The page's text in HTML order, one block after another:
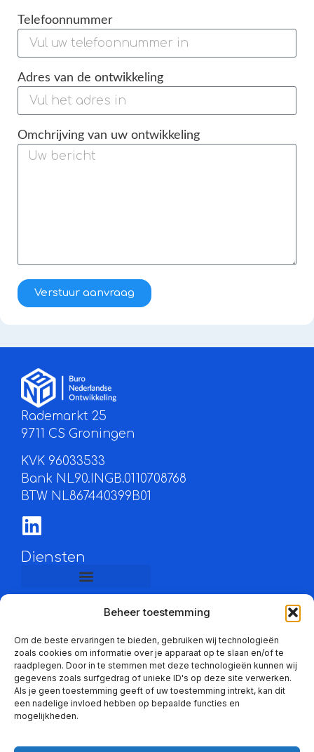
Beheer toestemming
Om de beste ervaringen te bieden, gebruiken wij technologieën
zoals cookies om informatie over je apparaat op te slaan en/of te
raadplegen. Door in te stemmen met deze technologieën kunnen wij
gegevens zoals surfgedrag of unieke ID's op deze site verwerken.
Als je geen toestemming geeft of uw toestemming intrekt, kan dit
een nadelige invloed hebben op bepaalde functies en
mogelijkheden.
Telefoonnummer
Adres van de ontwikkeling
Omchrijving van uw ontwikkeling
Verstuur aanvraag
Rademarkt 25
9711 CS Groningen
KVK 96033533
Bank NL90.INGB.0110708768
BTW NL867440399B01
Diensten
Contact
info@bno.nu
Gesprek aanvragen